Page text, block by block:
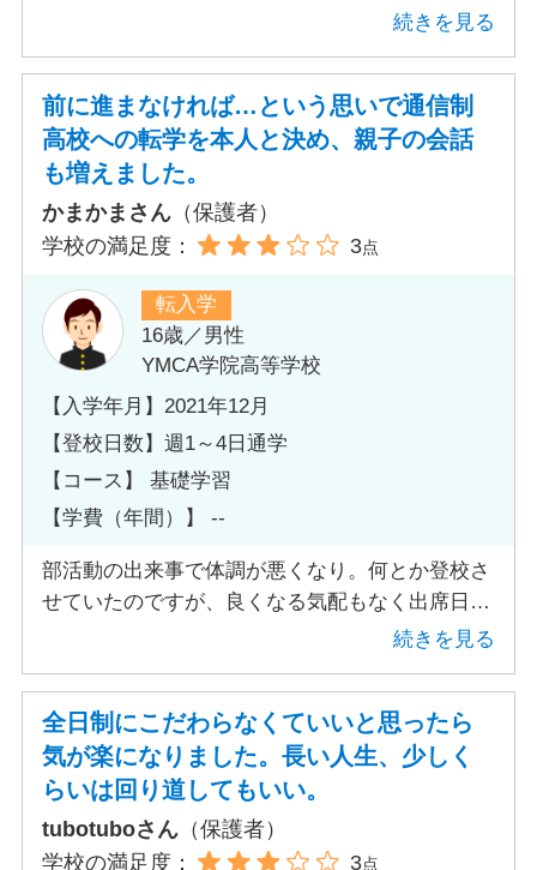
同級生と同じタイミングで卒業し大学進学を希望
選択しました。
続きを見る
前に進まなければ…という思いで通信制
高校への転学を本人と決め、親子の会話
も増えました。
かまかまさん （保護者）
学校の満足度：
3点
転入学
16歳／男性
YMCA学院高等学校
【入学年月】2021年12月
【登校日数】週1～4日通学
【コース】 基礎学習
【学費（年間）】 --
部活動の出来事で体調が悪くなり。何とか登校さ
せていたのですが、良くなる気配もなく出席日数
も足りなくなってしまい、通信制高校を考えまし
続きを見る
全日制にこだわらなくていいと思ったら
気が楽になりました。長い人生、少しく
らいは回り道してもいい。
tubotuboさん （保護者）
学校の満足度：
3点